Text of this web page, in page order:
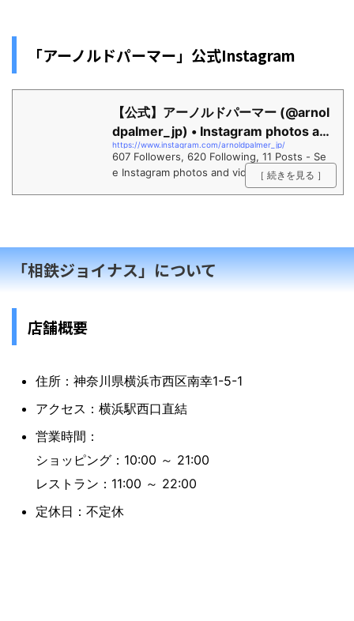
「アーノルドパーマー」公式Instagram
【公式】アーノルドパーマー (@arnol
dpalmer_jp) • Instagram photos an
d videos
https://www.instagram.com/arnoldpalmer_jp/
607 Followers, 620 Following, 11 Posts - Se
e Instagram photos and videos from 【公
式】アーノルドパーマー (@arnoldpalmer_jp)
［ 続きを見る ］
「相鉄ジョイナス」について
店舗概要
住所：神奈川県横浜市西区南幸1-5-1
アクセス：横浜駅西口直結
営業時間：
ショッピング：10:00 ～ 21:00
レストラン：11:00 ～ 22:00
定休日：不定休